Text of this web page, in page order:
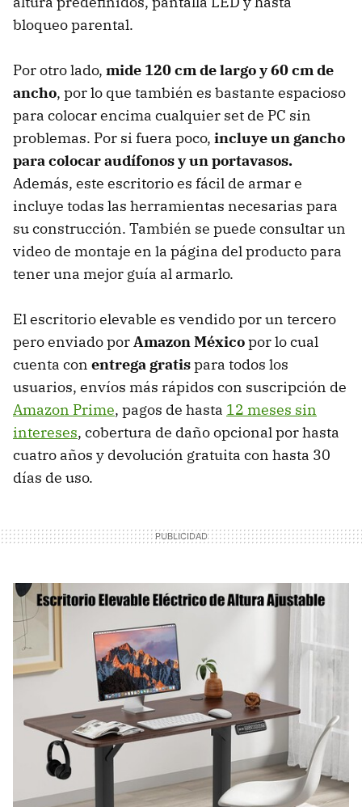
bloqueo parental.
Por otro lado, mide 120 cm de largo y 60 cm de
ancho, por lo que también es bastante espacioso
para colocar encima cualquier set de PC sin
problemas. Por si fuera poco, incluye un gancho
para colocar audífonos y un portavasos.
Además, este escritorio es fácil de armar e
incluye todas las herramientas necesarias para
su construcción. También se puede consultar un
video de montaje en la página del producto para
tener una mejor guía al armarlo.
El escritorio elevable es vendido por un tercero
pero enviado porAmazon Méxicopor lo cual
cuenta con entrega gratispara todos los
usuarios, envíos más rápidos con suscripción de
Amazon Prime, pagos de hasta 12 meses sin
intereses, cobertura de daño opcional por hasta
cuatro años y devolución gratuita con hasta 30
días de uso.